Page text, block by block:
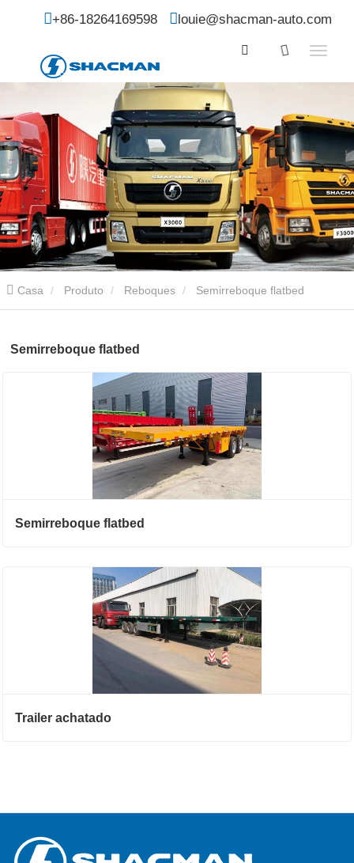
+86-18264169598 louie@shacman-auto.com
Casa Produto Reboques Semirreboque flatbed
Semirreboque flatbed
Semirreboque flatbed
Trailer achatado